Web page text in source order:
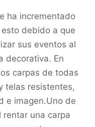
ha incrementado
debido a que
sus eventos al
decorativa. En
carpas de todas
telas resistentes,
e imagen.Uno de
una carpa